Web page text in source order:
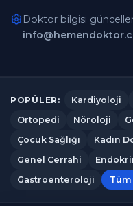
Doktor bilgisi
POPÜLER: Kardiyoloji
Ortopedi
Nöroloji
Çocuk Sağlığı
Kadın
Genel Cerrahi
Gastroenteroloji